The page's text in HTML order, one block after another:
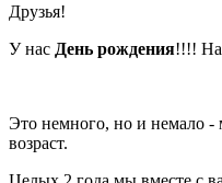
Друзья!
У нас День рождения!!!!
Это немного, но и немало -
возраст.